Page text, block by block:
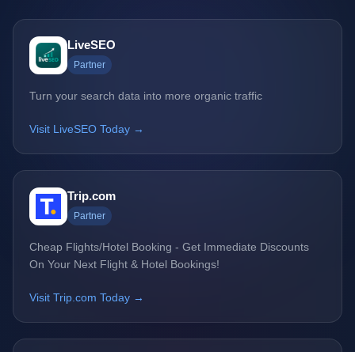
LiveSEO
Partner
Turn your search data into more organic traffic
Visit LiveSEO Today →
Trip.com
Partner
Cheap Flights/Hotel Booking - Get Immediate Discounts
On Your Next Flight & Hotel Bookings!
Visit Trip.com Today →